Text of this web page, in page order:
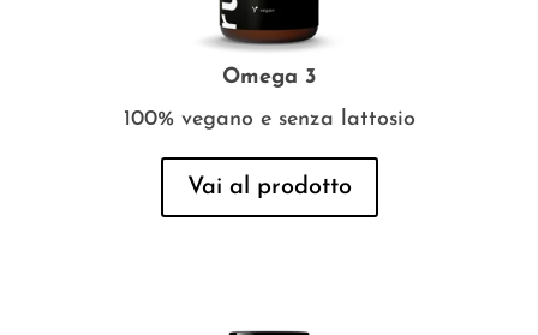
Omega 3
100% vegano e senza lattosio
Vai al prodotto